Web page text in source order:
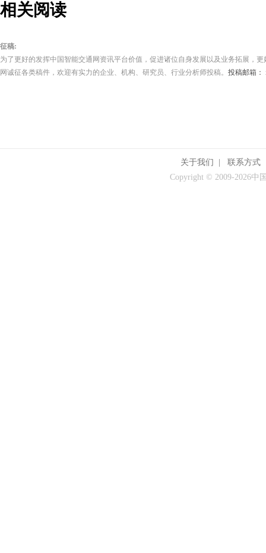
相关阅读
征稿:
为了更好的发挥中国智能交通网资讯平台价值，促进诸位自身发展以及业务拓展，
网诚征各类稿件，欢迎有实力的企业、机构、研究员、行业分析师投稿。 投稿邮箱：
关于我们 |联系方式
Copyright © 2009-2026中